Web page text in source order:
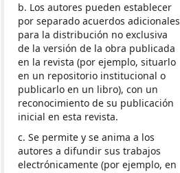
b. Los autores pueden establecer
por separado acuerdos adicionales
para la distribución no exclusiva
de la versión de la obra publicada
en la revista (por ejemplo, situarlo
en un repositorio institucional o
publicarlo en un libro), con un
reconocimiento de su publicación
inicial en esta revista.
c. Se permite y se anima a los
autores a difundir sus trabajos
electrónicamente (por ejemplo, en